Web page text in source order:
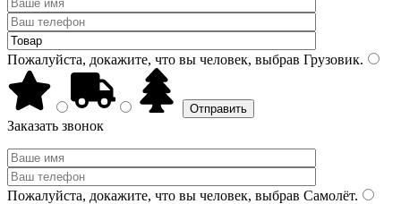
Пожалуйста, докажите, что вы человек, выбрав Грузовик.
Заказать звонок
Пожалуйста, докажите, что вы человек, выбрав Самолёт.